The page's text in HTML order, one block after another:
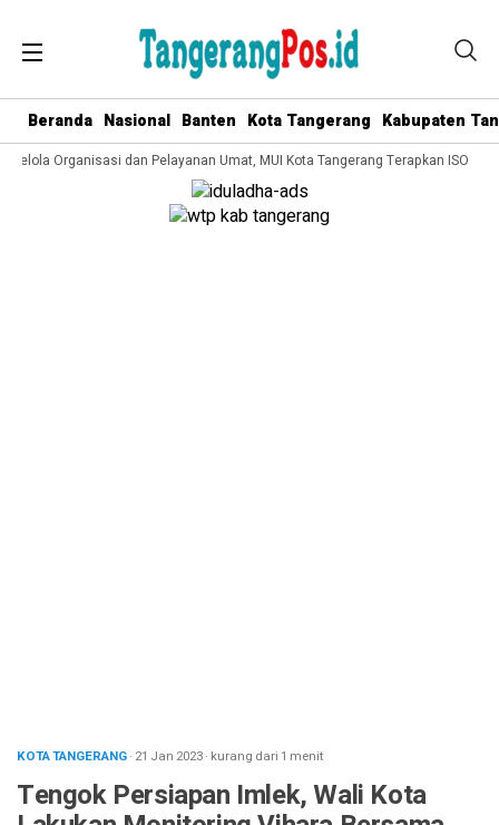
Beranda Nasional Banten Kota Tangerang Kabupaten
Organisasi dan Pelayanan Umat, MUI Kota Tangerang Terapkan ISO
KOTA TANGERANG· 21 Jan 2023· kurang dari 1 menit
Tengok Persiapan Imlek, Wali Kota